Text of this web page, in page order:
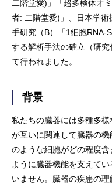
二階堂愛)」「超多検体オ
者: 二階堂愛)」、日本学
手研究（B）「1細胞RNA-
する解析手法の確立（研
て行われました。
背景
私たちの臓器には多種多
が互いに関連して臓器の
のような細胞がどの程度
ように臓器機能を支えて
いません。臓器の疾患の